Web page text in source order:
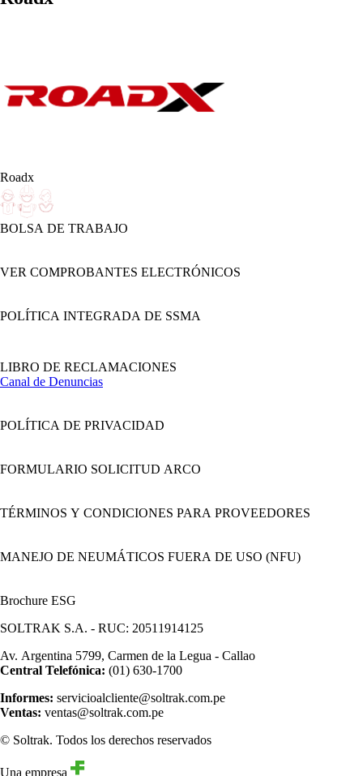
Roadx
BOLSA DE TRABAJO
VER COMPROBANTES ELECTRÓNICOS
POLÍTICA INTEGRADA DE SSMA
LIBRO DE RECLAMACIONES
Canal de Denuncias
POLÍTICA DE PRIVACIDAD
FORMULARIO SOLICITUD ARCO
TÉRMINOS Y CONDICIONES PARA PROVEEDORES
MANEJO DE NEUMÁTICOS FUERA DE USO (NFU)
Brochure ESG
SOLTRAK S.A. - RUC: 20511914125
Av. Argentina 5799, Carmen de la Legua - Callao
Central Telefónica: (01) 630-1700
Informes: servicioalcliente@soltrak.com.pe
Ventas: ventas@soltrak.com.pe
© Soltrak. Todos los derechos reservados
Una empresa